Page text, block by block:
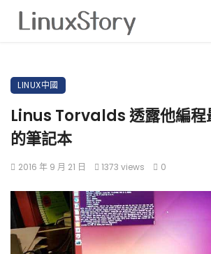
LINUX中國
Linus Torvalds 透露他編程
的筆記本
2016 年 9 月 21 日 1373 views 0